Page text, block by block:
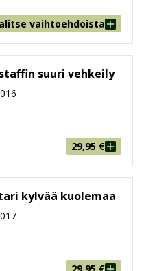
vaihtoehdoista
suuri vehkeily
29,95 €
kylvää kuolemaa